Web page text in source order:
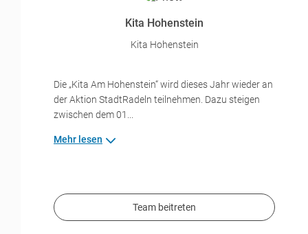
Kita Hohenstein
Kita Hohenstein
Die „Kita Am Hohenstein“ wird dieses Jahr wieder an
der Aktion StadtRadeln teilnehmen. Dazu steigen
zwischen dem 01...
Mehr lesen
Team beitreten